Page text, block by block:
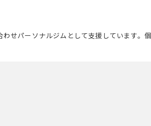
せパーソナルジムとして支援しています。